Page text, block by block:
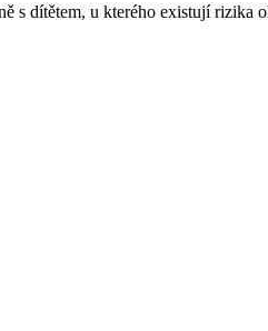
s dítětem, u kterého existují